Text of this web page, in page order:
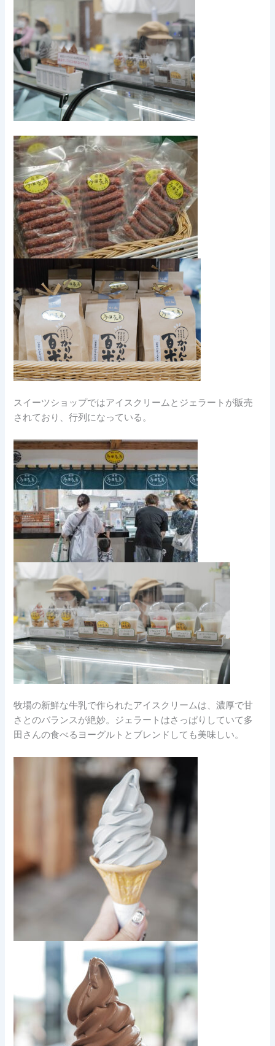
スイーツショップではアイスクリームとジェラートが販売
されており、行列になっている。
牧場の新鮮な牛乳で作られたアイスクリームは、濃厚で甘
さとのバランスが絶妙。ジェラートはさっぱりしていて多
田さんの食べるヨーグルトとブレンドしても美味しい。